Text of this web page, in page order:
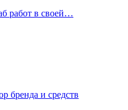
работ в своей…
бренда и средств